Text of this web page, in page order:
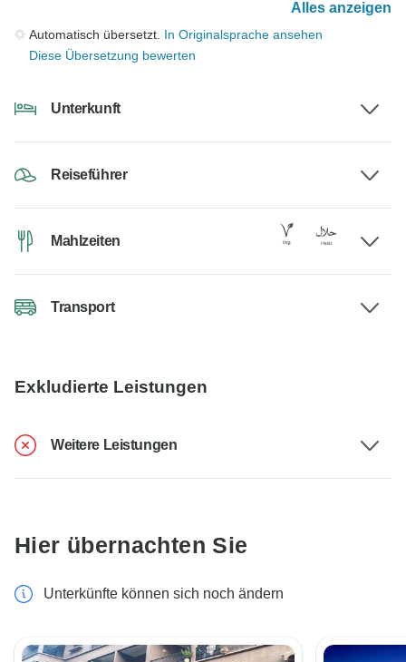
Alles anzeigen
Automatisch übersetzt. In Originalsprache ansehen
Diese Übersetzung bewerten
Unterkunft
Reiseführer
Mahlzeiten
Transport
Exkludierte Leistungen
Weitere Leistungen
Hier übernachten Sie
Unterkünfte können sich noch ändern